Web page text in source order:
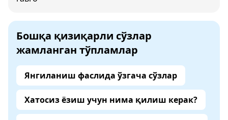
Бошқа қизиқарли сўзлар
жамланган тўпламлар
Янгиланиш фаслида ўзгача сўзлар
Хатосиз ёзиш учун нима қилиш керак?